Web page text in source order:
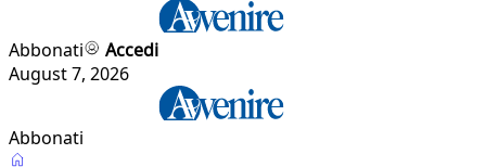
Abbonati
Accedi
August 7, 2026
Abbonati